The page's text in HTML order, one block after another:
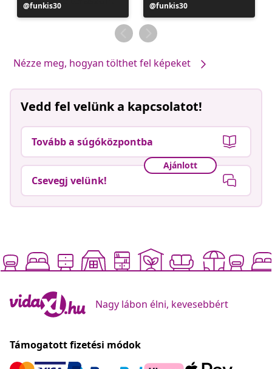
Bejegyzés
közzétevője
funkis30
Bejegyzés
közzétevője
funkis30
Nézze meg, hogyan tölthet fel képeket
Vedd fel velünk a kapcsolatot!
Tovább a súgóközpontba
Ajánlott
Csevegj velünk!
Nagy lábon élni, kevesebbért
Támogatott fizetési módok